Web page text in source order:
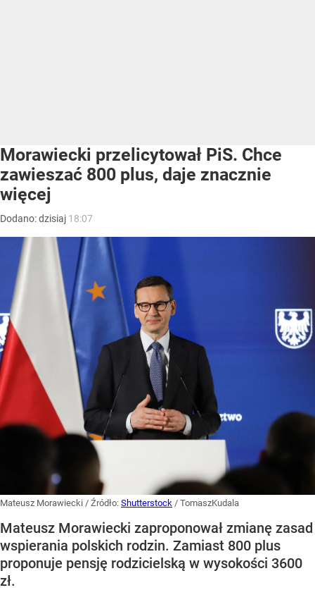
Morawiecki przelicytował PiS. Chce
zawieszać 800 plus, daje znacznie
więcej
Dodano:dzisiaj 18:07
Mateusz Morawiecki / Źródło: Shutterstock / TomaszKudala
Mateusz Morawiecki zaproponował zmianę zasad
wspierania polskich rodzin. Zamiast 800 plus
proponuje pensję rodzicielską w wysokości 3600
zł.